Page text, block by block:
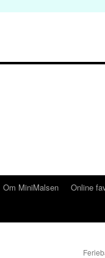
Om MiniMalsen Online